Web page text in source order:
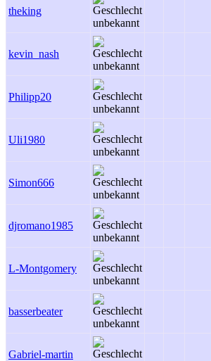
theking
kevin_nash
Philipp20
Uli1980
Simon666
djromano1985
L-Montgomery
basserbeater
Gabriel-martin